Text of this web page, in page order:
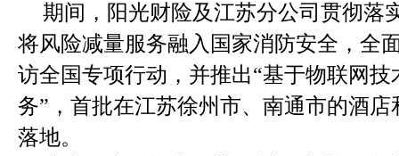
期间，阳光财险及江苏分公司贯彻落
将风险减量服务融入国家消防安全，全
访全国专项行动，并推出“基于物联网
务”，首批在江苏徐州市、南通市的酒
落地。